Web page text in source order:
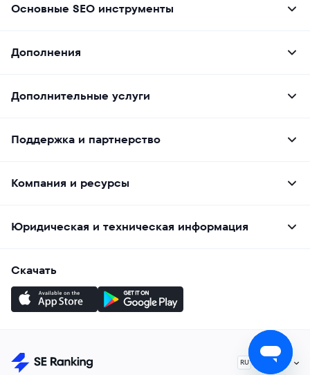
Основные SEO инструменты
Дополнения
Дополнительные услуги
Поддержка и партнерство
Компания и ресурсы
Юридическая и техническая информация
Скачать
RU Русский